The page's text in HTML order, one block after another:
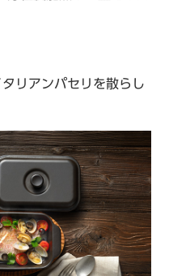
リアンパセリを散らし